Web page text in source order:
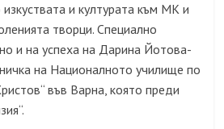
и културата към МК и
творци. Специално
и на успеха на Дарина Йотова-
на Националното училище по
във Варна, която преди